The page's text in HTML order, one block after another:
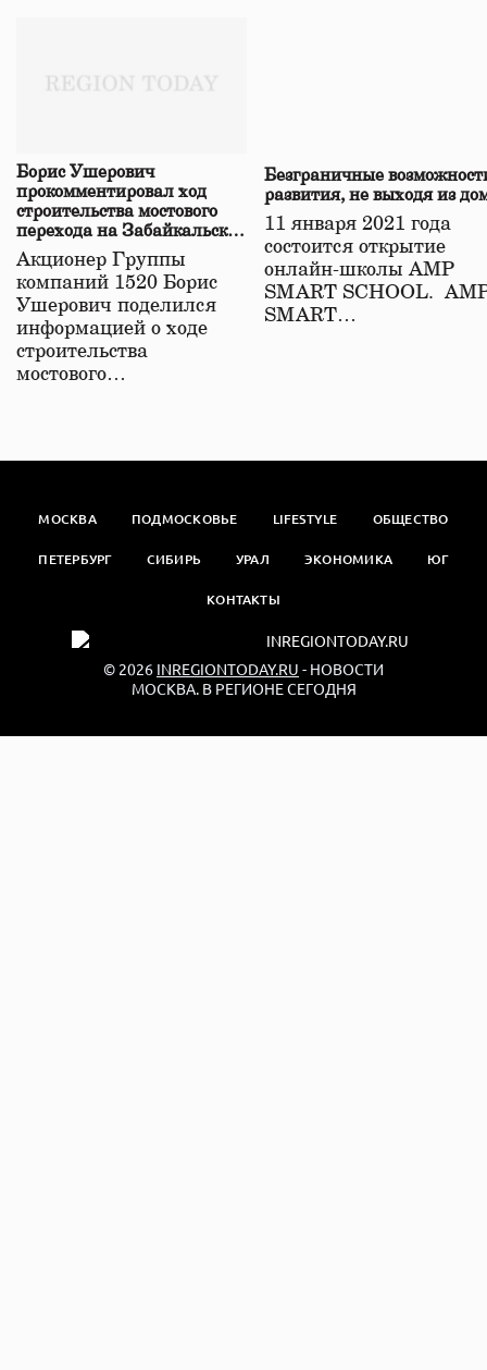
Борис Ушерович
прокомментировал ход
строительства мостового
перехода на Забайкальской
железной дороге
Акционер Группы
компаний 1520 Борис
Ушерович поделился
информацией о ходе
строительства
мостового…
Безграничные
развития, не выходя из
11 января 2021 года
состоится открытие
онлайн-школы АМР
SMART SCHOOL.
SMART…
МОСКВА ПОДМОСКОВЬЕ LIFESTYLE ОБЩЕСТВО
ПЕТЕРБУРГ СИБИРЬ УРАЛ ЭКОНОМИКА ЮГ
КОНТАКТЫ
© 2026 INREGIONTODAY.RU - НОВОСТИ
МОСКВА. В РЕГИОНЕ СЕГОДНЯ